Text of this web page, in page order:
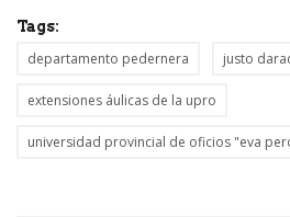
Tags:
departamento pedernera justo
extensiones áulicas de la upro
universidad provincial de oficios "eva